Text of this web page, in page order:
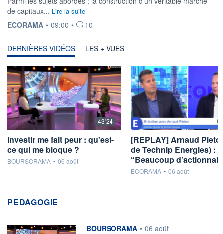
de capitaux... Lire la suite
INFORMATION FOURNIE PAR
ECORAMA • 09:00 • 10
DERNIÈRES VIDÉOS LES + VUES
43'24
Investir me fait peur : qu'est-
ce qui me bloque ?
information fournie par
BOURSORAMA • 06 août
[REPLAY] Arnaud
de Technip Energies) :
“Beaucoup
information fournie par
ECORAMA • 06 août
PEDAGOGIE
information fournie par
BOURSORAMA • 06 août